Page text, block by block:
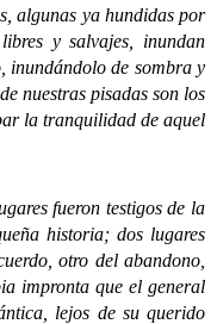
algunas ya hundidas por
y salvajes, inundan
inundándolo de sombra y
nuestras pisadas son los
la tranquilidad de aquel
fueron testigos de la
historia; dos lugares
otro del abandono,
impronta que el general
lejos de su querido